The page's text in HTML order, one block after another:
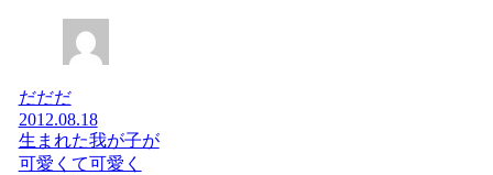
だだだ
2012.08.18
生まれた我が子が
可愛くて可愛く